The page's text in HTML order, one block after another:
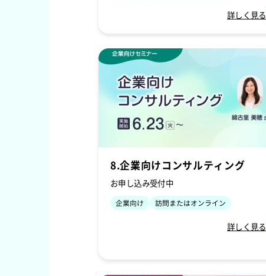
詳しく見る
8.企業向けコンサルティング
お申し込み受付中
企業向け 訪問またはオンライン
詳しく見る